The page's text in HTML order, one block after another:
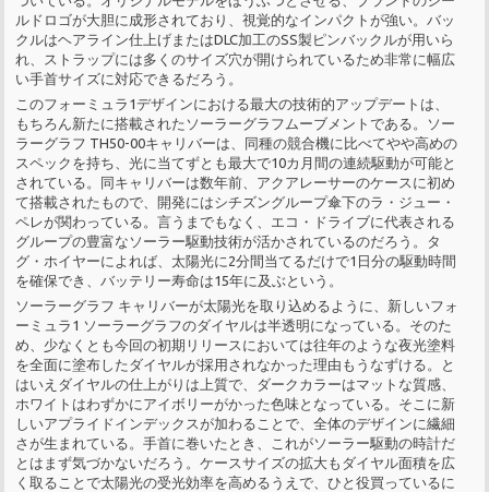
ルドロゴが大胆に成形されており、視覚的なインパクトが強い。バッ
クルはヘアライン仕上げまたはDLC加工のSS製ピンバックルが用いら
れ、ストラップには多くのサイズ穴が開けられているため非常に幅広
い手首サイズに対応できるだろう。
このフォーミュラ1デザインにおける最大の技術的アップデートは、
もちろん新たに搭載されたソーラーグラフムーブメントである。ソー
ラーグラフ TH50-00キャリバーは、同種の競合機に比べてやや高めの
スペックを持ち、光に当てずとも最大で10カ月間の連続駆動が可能と
されている。同キャリバーは数年前、アクアレーサーのケースに初め
て搭載されたもので、開発にはシチズングループ傘下のラ・ジュー・
ペレが関わっている。言うまでもなく、エコ・ドライブに代表される
グループの豊富なソーラー駆動技術が活かされているのだろう。タ
グ・ホイヤーによれば、太陽光に2分間当てるだけで1日分の駆動時間
を確保でき、バッテリー寿命は15年に及ぶという。
ソーラーグラフ キャリバーが太陽光を取り込めるように、新しいフォ
ーミュラ1 ソーラーグラフのダイヤルは半透明になっている。そのた
め、少なくとも今回の初期リリースにおいては往年のような夜光塗料
を全面に塗布したダイヤルが採用されなかった理由もうなずける。と
はいえダイヤルの仕上がりは上質で、ダークカラーはマットな質感、
ホワイトはわずかにアイボリーがかった色味となっている。そこに新
しいアプライドインデックスが加わることで、全体のデザインに繊細
さが生まれている。手首に巻いたとき、これがソーラー駆動の時計だ
とはまず気づかないだろう。ケースサイズの拡大もダイヤル面積を広
く取ることで太陽光の受光効率を高めるうえで、ひと役買っているに